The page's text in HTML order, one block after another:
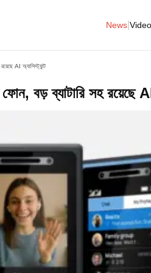
News Video
AI অ্যাসিস্ট্যান্ট
বড় ব্যাটারি সহ রয়েছে AI